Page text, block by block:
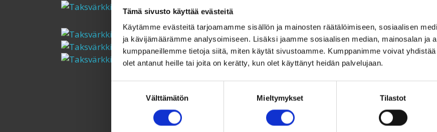
Tämä sivusto käyttää evästeitä
Käytämme evästeitä tarjoamamme sisällön ja mainosten räätälöimiseen, sosiaalisen
ja kävijämäärämme analysoimiseen. Lisäksi jaamme sosiaalisen median, mainosalan ja
kumppaneillemme tietoja siitä, miten käytät sivustoamme. Kumppanimme voivat
olet antanut heille tai joita on kerätty, kun olet käyttänyt heidän palvelujaan.
Välttämätön Mieltymykset Tilastot
Globaalikeskus
00530 Helsinki
050 341 5507
taksvarkki@taksvarkki.fi